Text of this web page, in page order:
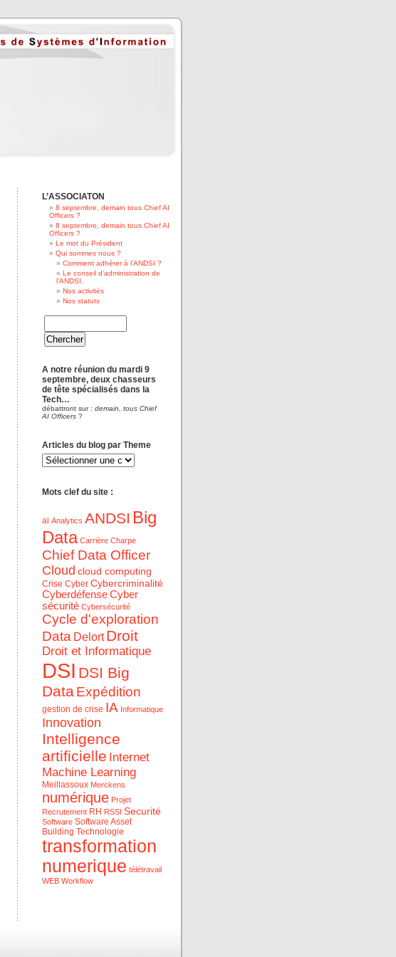
L’ASSOCIATON
8 septembre, demain tous Chief AI
Officers ?
8 septembre, demain tous Chief AI
Officers ?
Le mot du Président
Qui sommes nous ?
Comment adhérer à l’ANDSI ?
Le conseil d’administration de
l’ANDSI.
Nos activités
Nos statuts
A notre réunion du mardi 9
septembre, deux chasseurs
de tête spécialisés dans la
Tech…
débattront sur : demain, tous Chief
AI Officers ?
Articles du blog par Theme
Articles
du
blog
Mots clef du site :
ai Analytics ANDSI Big
Data Carrière Charpe
Chief Data Officer
Cloud cloud computing
Crise Cyber Cybercriminalité
CyberdéfenseCyber
sécurité Cybersécurité
Cycle d'exploration
Data Delort Droit
Droit et Informatique
DSI DSI Big
DataExpédition
gestion de crise IA Informatique
Innovation
Intelligence
artificielle Internet
Machine Learning
Meillassoux Merckens
numérique Projet
Recrutement RH RSSI Securité
Software Software Asset
Building Technologie
transformation
numerique télétravail
WEB Workflow